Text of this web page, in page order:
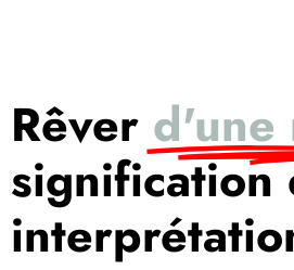
Rêver d'une
signification